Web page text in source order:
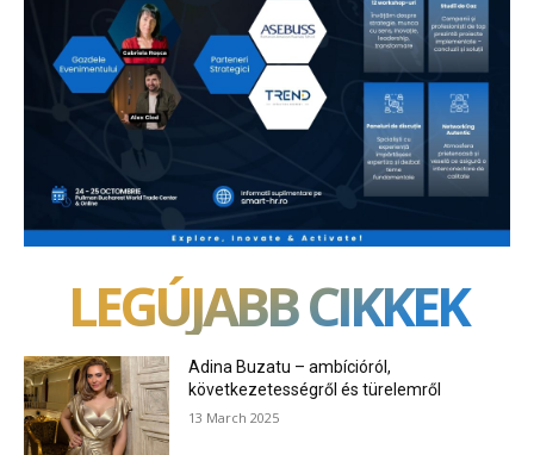
LEGÚJABB CIKKEK
Adina Buzatu – ambícióról,
következetességről és türelemről
13 March 2025